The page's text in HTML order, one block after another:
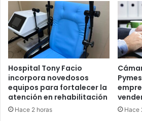
Hospital Tony Facio
incorpora novedosos
equipos para fortalecer la
atención en rehabilitación
Hace 2 horas Hace